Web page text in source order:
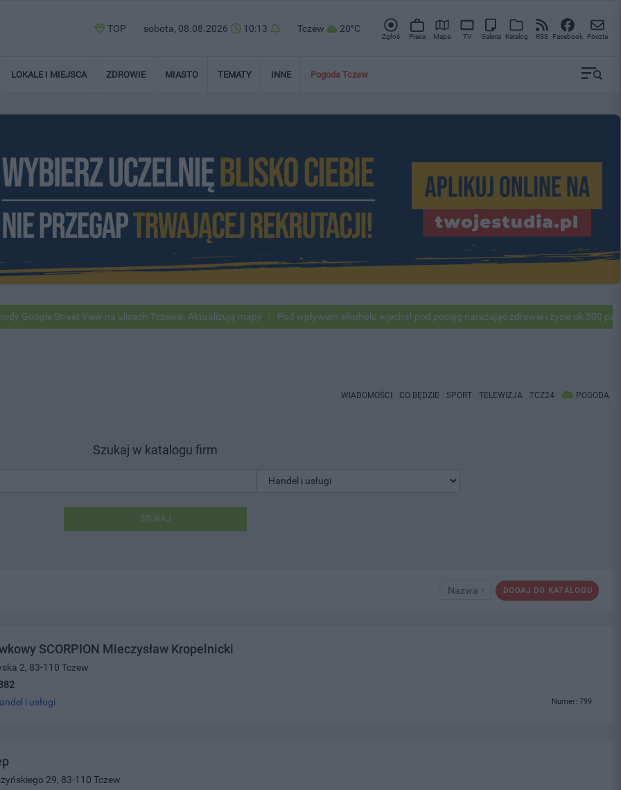
TOP sobota, 08.08.2026 10:13 Tczew 20°C
Zgłoś Praca Mapa TV Galeria Katalog RSS Facebook Poczta
LOKALE I MIEJSCA ZDROWIE MIASTO TEMATY INNE Pogoda Tczew
Street View na ulicach Tczewa. Aktualizują mapy Pod wpływem alkoholu wjechał pod pociąg narażając zdrowie i życie ok 500 pasażerów!
WIADOMOŚCI CO BĘDZIE SPORT TELEWIZJA TCZ24 POGODA
Szukaj w katalogu firm
SZUKAJ
DODAJ DO KATALOGU
Nazwa ↑
SCORPION Mieczysław Kropelnicki
2, 83-110 Tczew
i usługi Numer: 799
29, 83-110 Tczew